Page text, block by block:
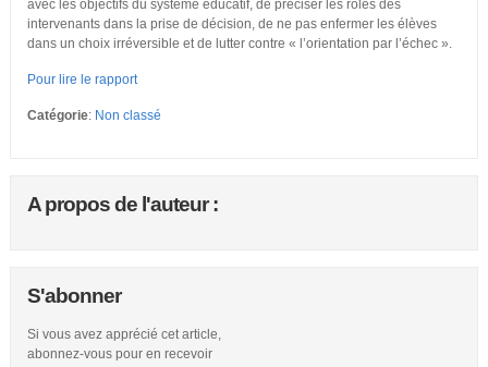
avec les objectifs du système éducatif, de préciser les rôles des
intervenants dans la prise de décision, de ne pas enfermer les élèves
dans un choix irréversible et de lutter contre « l’orientation par l’échec ».
Pour lire le rapport
Catégorie: Non classé
A propos de l'auteur :
S'abonner
Si vous avez apprécié cet article,
abonnez-vous pour en recevoir